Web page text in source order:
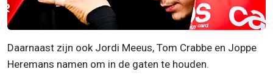
Daarnaast zijn ook Jordi Meeus, Tom Crabbe en Joppe
Heremans namen om in de gaten te houden.